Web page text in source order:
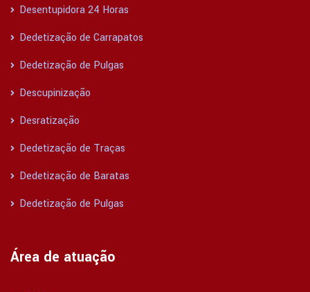
Desentupidora 24 Horas
Dedetização de Carrapatos
Dedetização de Pulgas
Descupinização
Desratização
Dedetização de Traças
Dedetização de Baratas
Dedetização de Pulgas
Área de atuação